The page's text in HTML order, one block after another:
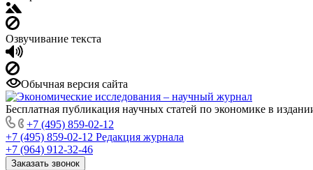
Озвучивание текста
Обычная версия сайта
Бесплатная публикация научных статей по экономике в
+7 (495) 859-02-12
+7 (495) 859-02-12 Редакция журнала
+7 (964) 912-32-46
Заказать звонок